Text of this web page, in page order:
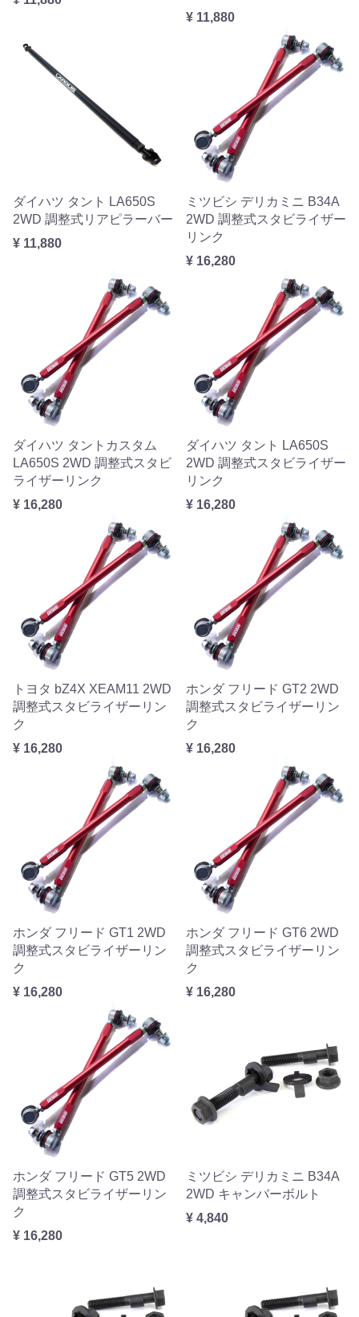
¥ 11,880
ダイハツ タント LA650S
2WD 調整式リアピラーバー
¥ 11,880
ミツビシ デリカミニ B34A
2WD 調整式スタビライザー
リンク
¥ 16,280
ダイハツ タントカスタム
LA650S 2WD 調整式スタビ
ライザーリンク
¥ 16,280
ダイハツ タント LA650S
2WD 調整式スタビライザー
リンク
¥ 16,280
トヨタ bZ4X XEAM11 2WD
調整式スタビライザーリン
ク
¥ 16,280
ホンダ フリード GT2 2WD
調整式スタビライザーリン
ク
¥ 16,280
ホンダ フリード GT1 2WD
調整式スタビライザーリン
ク
¥ 16,280
ホンダ フリード GT6 2WD
調整式スタビライザーリン
ク
¥ 16,280
ホンダ フリード GT5 2WD
調整式スタビライザーリン
ク
¥ 16,280
ミツビシ デリカミニ B34A
2WD キャンバーボルト
¥ 4,840